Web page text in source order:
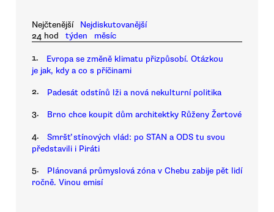
Nejčtenější
Nejdiskutovanější
24 hod
týden měsíc
1.
Evropa se změně klimatu přizpůsobí. Otázkou
je jak, kdy a co s příčinami
2. Padesát odstínů lži a nová nekulturní politika
3. Brno chce koupit dům architektky Růženy Žertové
4.
Smršť stínových vlád: po STAN a ODS tu svou
představili i Piráti
5.
Plánovaná průmyslová zóna v Chebu zabije pět lidí
ročně. Vinou emisí